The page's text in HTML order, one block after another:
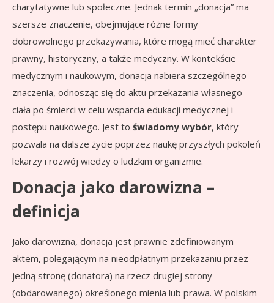
charytatywne lub społeczne. Jednak termin „donacja” ma
szersze znaczenie, obejmujące różne formy
dobrowolnego przekazywania, które mogą mieć charakter
prawny, historyczny, a także medyczny. W kontekście
medycznym i naukowym, donacja nabiera szczególnego
znaczenia, odnosząc się do aktu przekazania własnego
ciała po śmierci w celu wsparcia edukacji medycznej i
postępu naukowego. Jest to świadomy wybór, który
pozwala na dalsze życie poprzez naukę przyszłych pokoleń
lekarzy i rozwój wiedzy o ludzkim organizmie.
Donacja jako darowizna –
definicja
Jako darowizna, donacja jest prawnie zdefiniowanym
aktem, polegającym na nieodpłatnym przekazaniu przez
jedną stronę (donatora) na rzecz drugiej strony
(obdarowanego) określonego mienia lub prawa. W polskim